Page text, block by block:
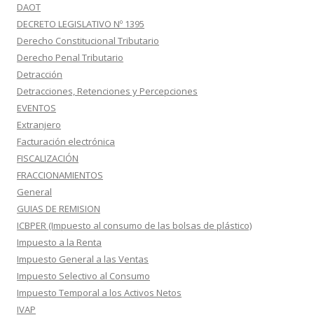
DAOT
DECRETO LEGISLATIVO Nº 1395
Derecho Constitucional Tributario
Derecho Penal Tributario
Detracción
Detracciones, Retenciones y Percepciones
EVENTOS
Extranjero
Facturación electrónica
FISCALIZACIÓN
FRACCIONAMIENTOS
General
GUIAS DE REMISION
ICBPER (Impuesto al consumo de las bolsas de plástico)
Impuesto a la Renta
Impuesto General a las Ventas
Impuesto Selectivo al Consumo
Impuesto Temporal a los Activos Netos
IVAP